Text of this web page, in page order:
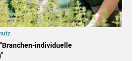
individuelle